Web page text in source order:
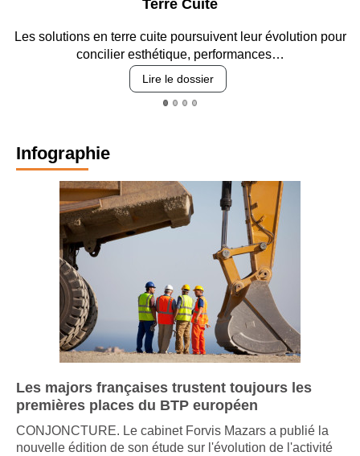
leur évolution pour
Entre circulation, sécurisation des
revêtements et
Infographie
Les majors françaises trustent toujours les
premières places du BTP européen
CONJONCTURE. Le cabinet Forvis Mazars a publié la
nouvelle édition de son étude sur l'évolution de l'activité